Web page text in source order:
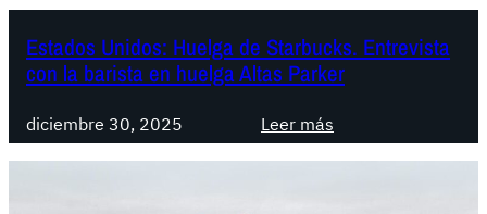
c
a
s
o
:
¡
M
O
Estados Unidos: Huelga de Starbucks. Entrevista
con la barista en huelga Altas Parker
diciembre 30, 2025 Leer más
E